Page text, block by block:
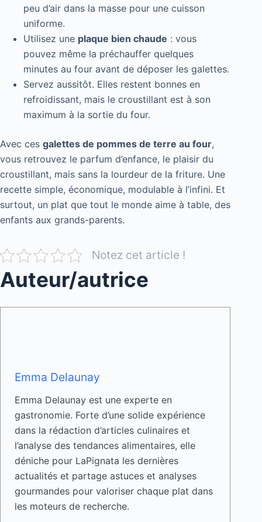
peu d’air dans la masse pour une cuisson
uniforme.
Utilisez une plaque bien chaude : vous
pouvez même la préchauffer quelques
minutes au four avant de déposer les galettes.
Servez aussitôt. Elles restent bonnes en
refroidissant, mais le croustillant est à son
maximum à la sortie du four.
Avec ces galettes de pommes de terre au four,
vous retrouvez le parfum d’enfance, le plaisir du
croustillant, mais sans la lourdeur de la friture. Une
recette simple, économique, modulable à l’infini. Et
surtout, un plat que tout le monde aime à table, des
enfants aux grands-parents.
Notez cet article !
Auteur/autrice
Emma Delaunay
Emma Delaunay est une experte en
gastronomie. Forte d’une solide expérience
dans la rédaction d’articles culinaires et
l’analyse des tendances alimentaires, elle
déniche pour LaPignata les dernières
actualités et partage astuces et analyses
gourmandes pour valoriser chaque plat dans
les moteurs de recherche.